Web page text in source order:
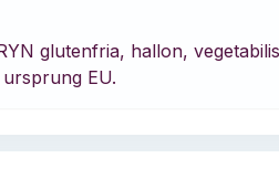
glutenfria, hallon,
EU.